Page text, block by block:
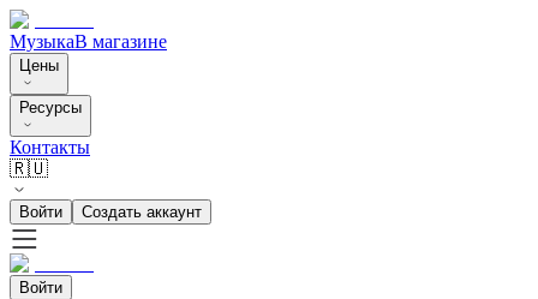
МузыкаВ магазине
Цены
Ресурсы
Контакты
🇷🇺
Войти Создать аккаунт
Войти